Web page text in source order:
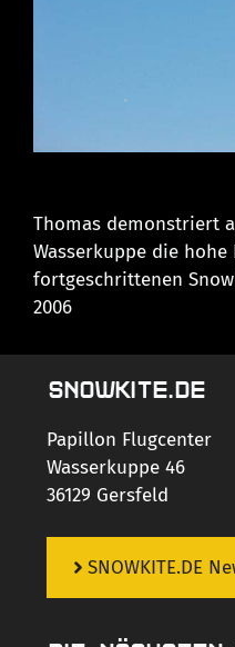
Thomas demonstriert
Wasserkuppe die hohe
fortgeschrittenen
2006
SNOWKITE.DE
Papillon Flugcenter
Wasserkuppe 46
36129 Gersfeld
SNOWKITE.DE